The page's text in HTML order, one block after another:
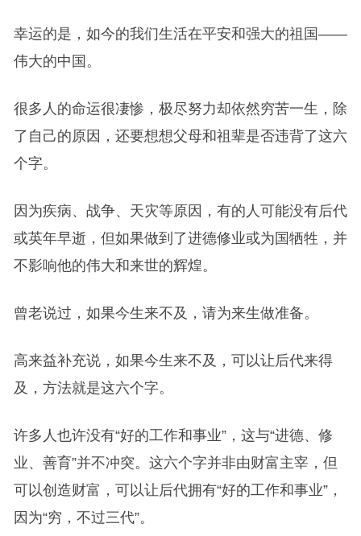
幸运的是，如今的我们生活在平安和强大的祖国——
伟大的中国。
很多人的命运很凄惨，极尽努力却依然穷苦一生，除
了自己的原因，还要想想父母和祖辈是否违背了这六
个字。
因为疾病、战争、天灾等原因，有的人可能没有后代
或英年早逝，但如果做到了进德修业或为国牺牲，并
不影响他的伟大和来世的辉煌。
曾老说过，如果今生来不及，请为来生做准备。
高来益补充说，如果今生来不及，可以让后代来得
及，方法就是这六个字。
许多人也许没有“好的工作和事业”，这与“进德、修
业、善育”并不冲突。这六个字并非由财富主宰，但
可以创造财富，可以让后代拥有“好的工作和事业”，
因为“穷，不过三代”。